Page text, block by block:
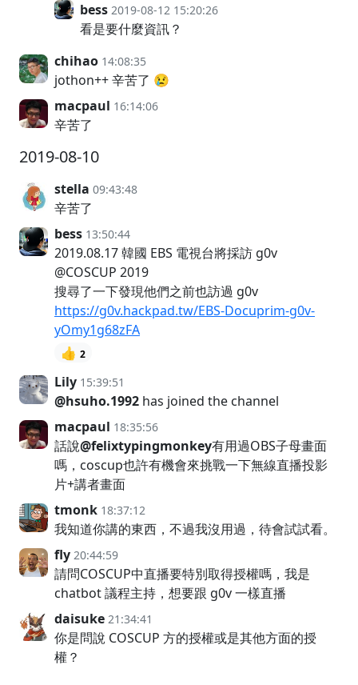
bess 2019-08-12 15:20:26
看是要什麼資訊？
chihao 14:08:35
jothon++ 辛苦了 😢
macpaul 16:14:06
辛苦了
2019-08-10
stella 09:43:48
辛苦了
bess 13:50:44
2019.08.17 韓國 EBS 電視台將採訪 g0v
@COSCUP 2019
搜尋了一下發現他們之前也訪過 g0v
https://g0v.hackpad.tw/EBS-Docuprim-g0v-
yOmy1g68zFA
👍 2
Lily 15:39:51
@hsuho.1992 has joined the channel
macpaul 18:35:56
話說@felixtypingmonkey有用過OBS子母畫面
嗎，coscup也許有機會來挑戰一下無線直播投影
片+講者畫面
tmonk 18:37:12
我知道你講的東西，不過我沒用過，待會試試看。
fly 20:44:59
請問COSCUP中直播要特別取得授權嗎，我是
chatbot 議程主持，想要跟 g0v 一樣直播
daisuke 21:34:41
你是問說 COSCUP 方的授權或是其他方面的授
權？